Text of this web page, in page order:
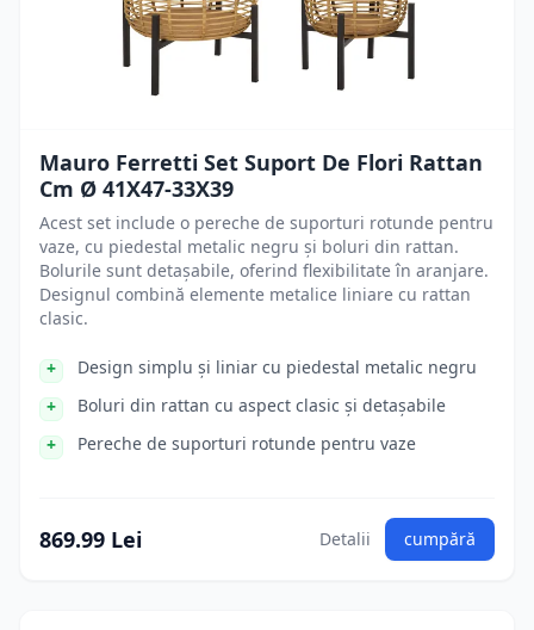
Mauro Ferretti Set Suport De Flori Rattan
Cm Ø 41X47-33X39
Acest set include o pereche de suporturi rotunde pentru
vaze, cu piedestal metalic negru și boluri din rattan.
Bolurile sunt detașabile, oferind flexibilitate în aranjare.
Designul combină elemente metalice liniare cu rattan
clasic.
Design simplu și liniar cu piedestal metalic negru
Boluri din rattan cu aspect clasic și detașabile
Pereche de suporturi rotunde pentru vaze
869.99 Lei Detalii cumpără